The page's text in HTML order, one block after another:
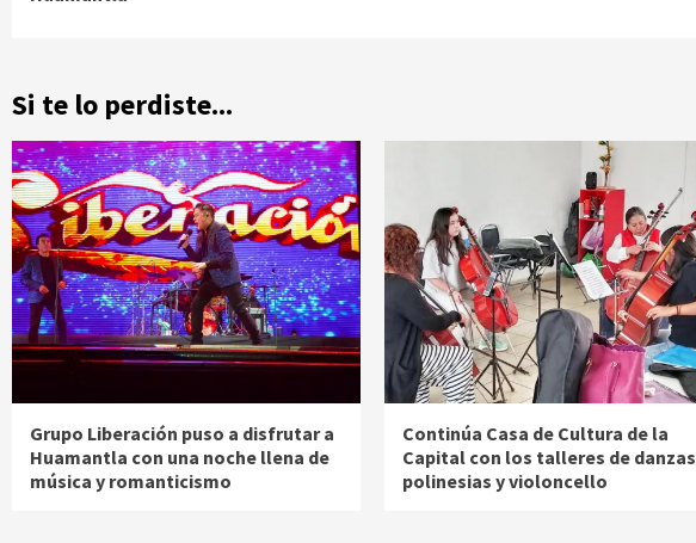
Si te lo perdiste...
Grupo Liberación puso a disfrutar a
Huamantla con una noche llena de
música y romanticismo
Continúa Casa de Cultura de la
Capital con los talleres de danzas
polinesias y violoncello